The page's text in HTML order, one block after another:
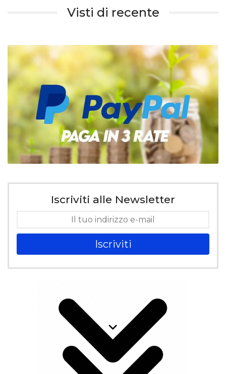
Visti di recente
Iscriviti alle Newsletter
Iscriviti